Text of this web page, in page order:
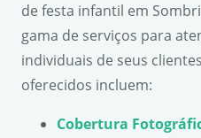
de festa infantil em
gama de serviços para
individuais de seus
oferecidos incluem:
Cobertura